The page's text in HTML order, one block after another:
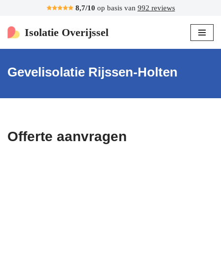
Ga
naar
inhoud
8,7/10 op basis van 992 reviews
Isolatie Overijssel
Gevelisolatie Rijssen-Holten
Offerte aanvragen